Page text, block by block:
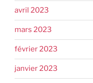
avril 2023
mars 2023
février 2023
janvier 2023